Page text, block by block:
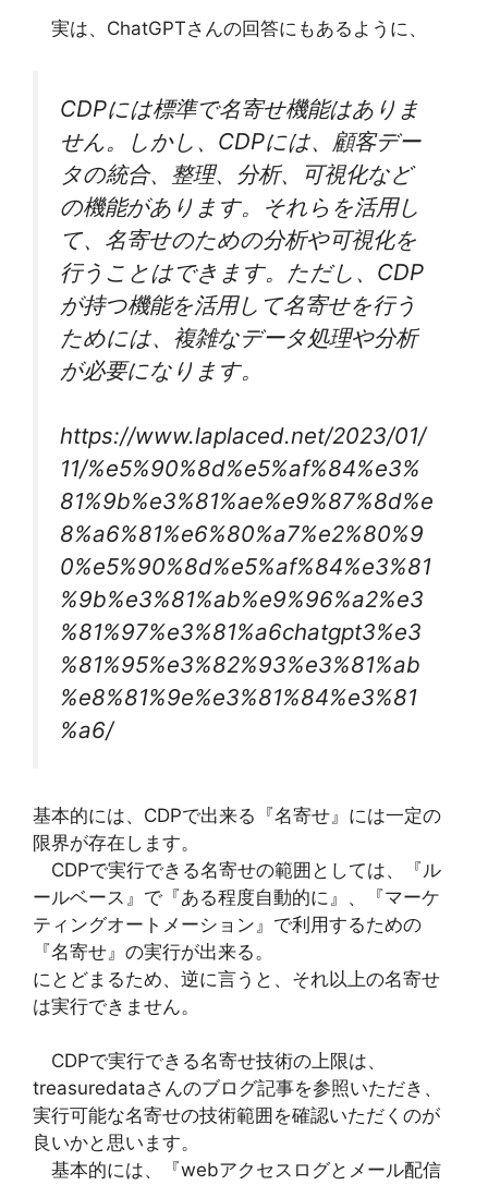
実は、ChatGPTさんの回答にもあるように、
CDPには標準で名寄せ機能はありま
せん。しかし、CDPには、顧客デー
タの統合、整理、分析、可視化など
の機能があります。それらを活用し
て、名寄せのための分析や可視化を
行うことはできます。ただし、CDP
が持つ機能を活用して名寄せを行う
ためには、複雑なデータ処理や分析
が必要になります。
https://www.laplaced.net/2023/01/
11/%e5%90%8d%e5%af%84%e3%
81%9b%e3%81%ae%e9%87%8d%e
8%a6%81%e6%80%a7%e2%80%9
0%e5%90%8d%e5%af%84%e3%81
%9b%e3%81%ab%e9%96%a2%e3
%81%97%e3%81%a6chatgpt3%e3
%81%95%e3%82%93%e3%81%ab
%e8%81%9e%e3%81%84%e3%81
%a6/
基本的には、CDPで出来る『名寄せ』には一定の
限界が存在します。
CDPで実行できる名寄せの範囲としては、『ル
ールベース』で『ある程度自動的に』、『マーケ
ティングオートメーション』で利用するための
『名寄せ』の実行が出来る。
にとどまるため、逆に言うと、それ以上の名寄せ
は実行できません。
CDPで実行できる名寄せ技術の上限は、
treasuredataさんのブログ記事を参照いただき、
実行可能な名寄せの技術範囲を確認いただくのが
良いかと思います。
基本的には、『webアクセスログとメール配信